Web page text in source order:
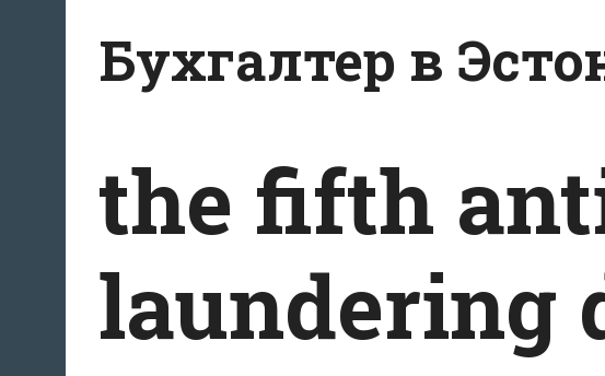
содержанию
Бухгалтер в
the fifth
laundering